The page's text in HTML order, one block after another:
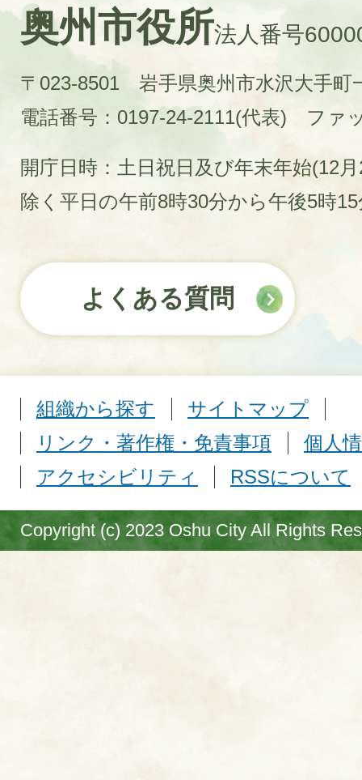
奥州市役所法人番号
〒023-8501 岩手県奥州市水沢大手町
電話番号：0197-24-2111(代表)
ファ
開庁日時：土日祝日及び年末年始(12
除く平日の午前8時30分から午後5時
よくある質問
組織から探す
サイトマップ
リンク・著作権・免責事項
個人
アクセシビリティ
RSSについて
Copyright (c) 2023 Oshu City All Rights